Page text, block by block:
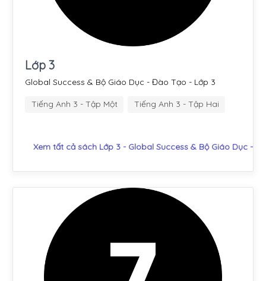
Lớp 3
Global Success & Bộ Giáo Dục - Đào Tạo - Lớp 3
Tiếng Anh 3 - Tập Một Tiếng Anh 3 - Tập Hai
Xem tất cả sách Lớp 3 - Global Success & Bộ Giáo Dục -